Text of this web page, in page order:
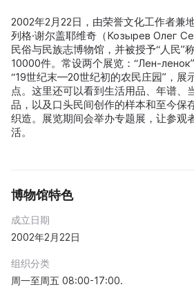
2002年2月22日，由荣誉文化工作者兼
列格·谢尔盖耶维奇（Козырев Олег
民俗与民族志博物馆，并被授予“人民”
10000件。常设两个展览：“Лен-
“19世纪末—20世纪初的农民庄园”，展
点。这里还可以看到生活用品、年谱、
品，以及口头民间创作的样本和至今保
织造。展览期间会举办专题展，让参观
活。
博物馆特色
成立日期
2002年2月22日
组织分类
周一至周五 08:00-17:00.